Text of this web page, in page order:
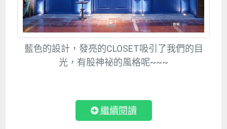
藍色的設計，發亮的CLOSET吸引了我們的目
光，有股神祕的風格呢~~~
繼續閱讀